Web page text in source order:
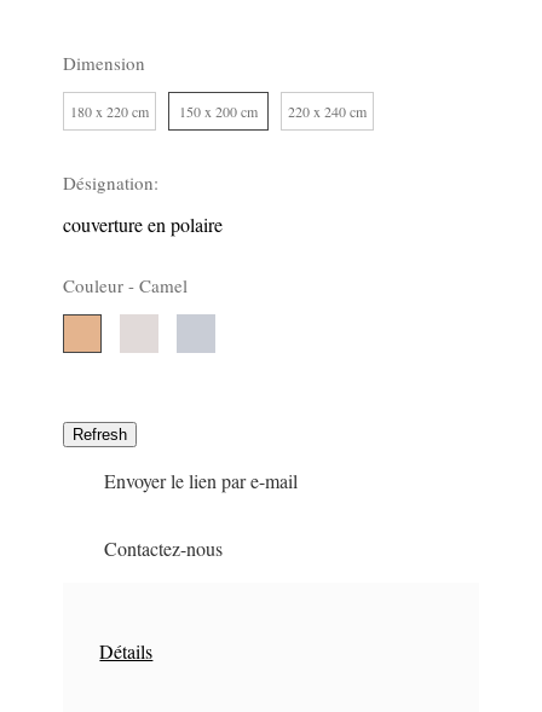
Dimension
180 x 220 cm
0
150 x 200 cm
19
220 x 240 cm
Désignation:
couverture en polaire
Couleur -Camel
Envoyer le lien par e-mail
Contactez-nous
Détails